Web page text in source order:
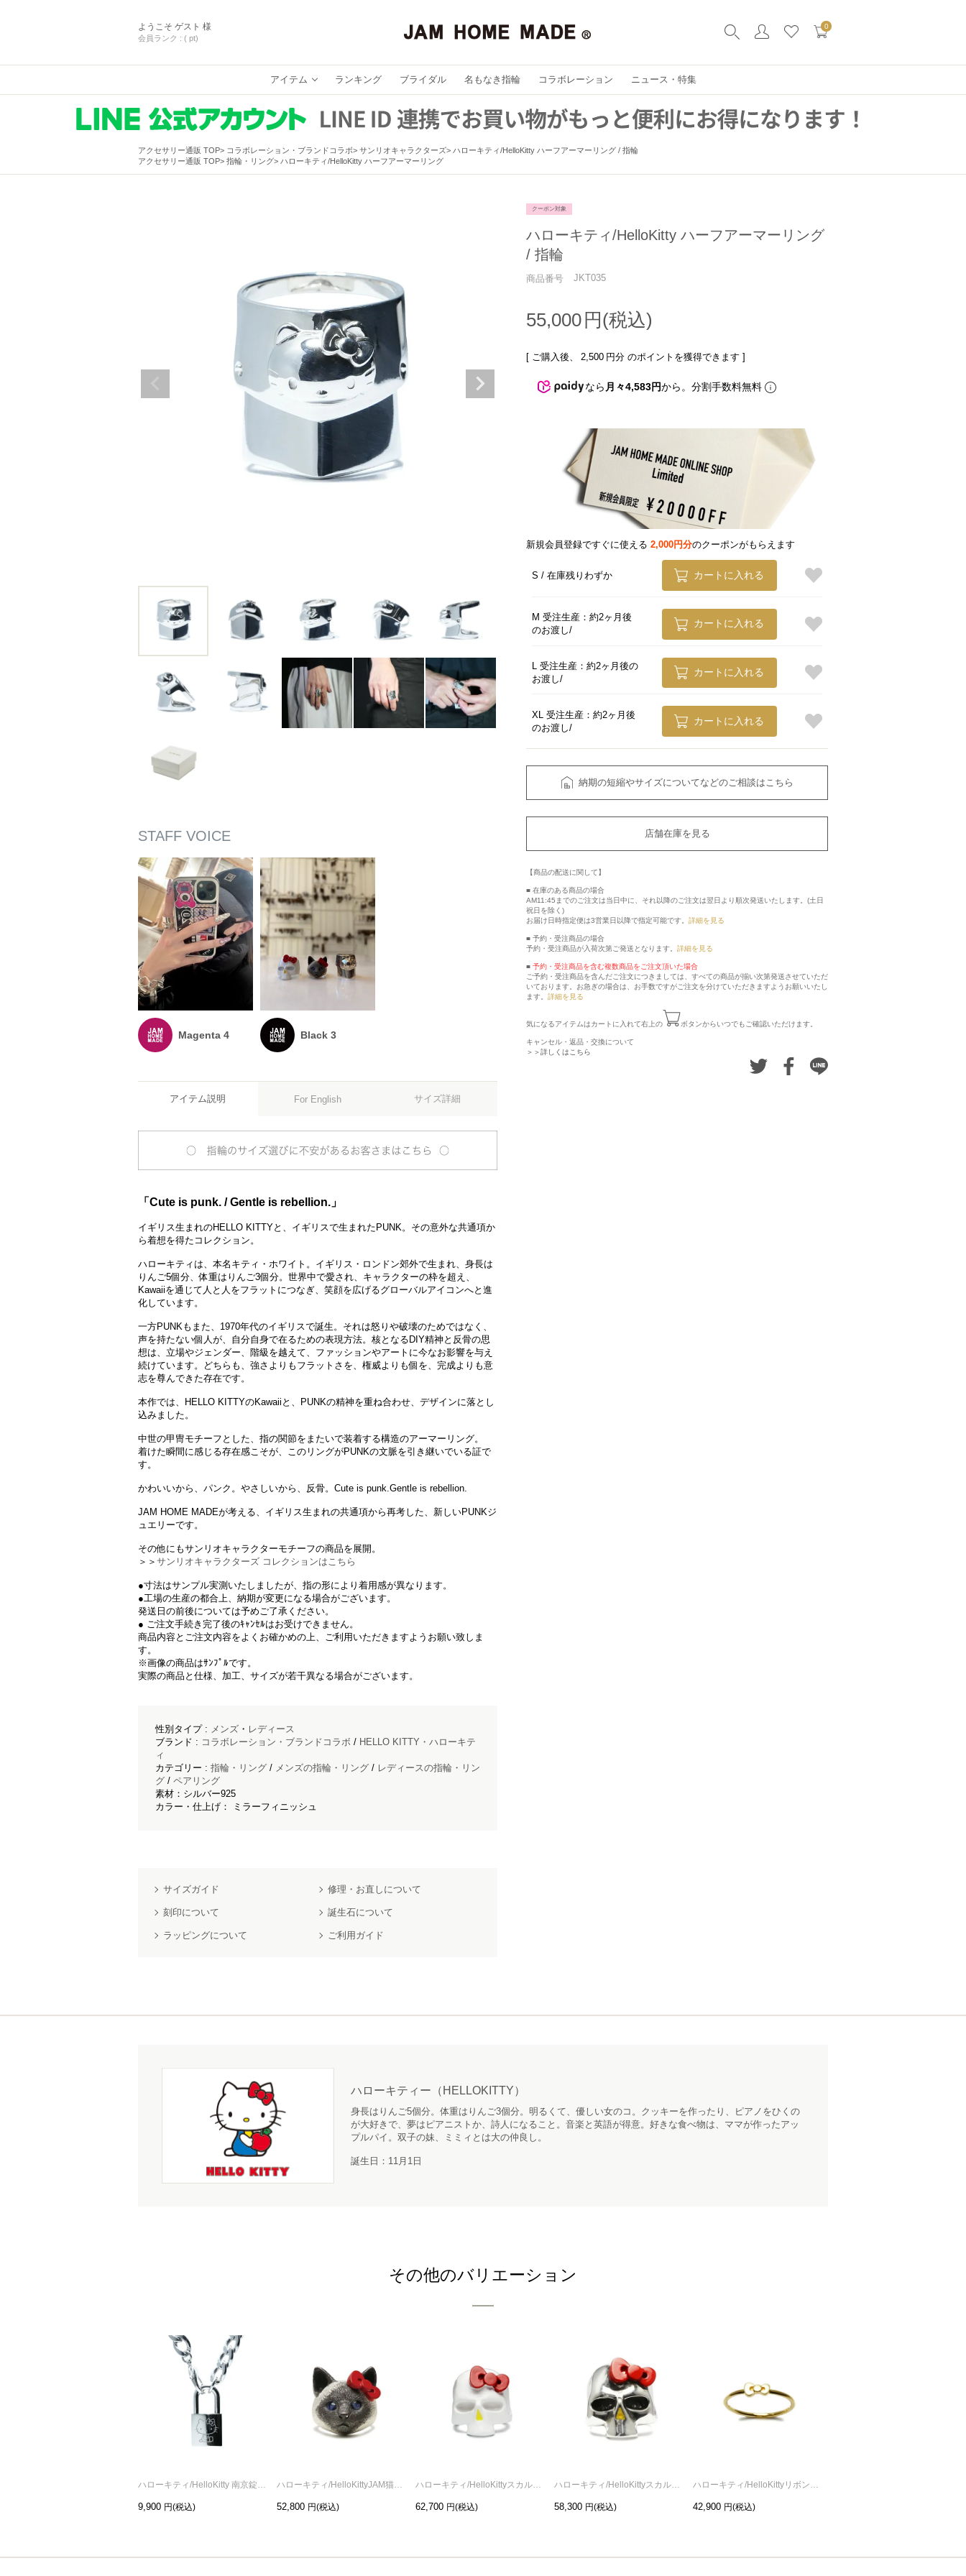
ようこそ ゲスト 様
会員ランク : ( pt)
0
アイテム ランキング ブライダル 名もなき指輪 コラボレーション ニュース・特集
アクセサリー通販 TOP コラボレーション・ブランドコラボ サンリオキャラクターズ
ハローキティ/HelloKitty ハーフアーマーリング / 指輪
アクセサリー通販 TOP
指輪・リング ハローキティ/HelloKitty ハーフアーマーリング
Magenta 4 Black 3
アイテム説明 For English サイズ詳細
「Cute is punk. / Gentle is rebellion.」
イギリス生まれのHELLO KITTYと、イギリスで生まれたPUNK。その意外な共通項か
ら着想を得たコレクション。
ハローキティは、本名キティ・ホワイト。イギリス・ロンドン郊外で生まれ、身長は
りんご5個分、体重はりんご3個分。世界中で愛され、キャラクターの枠を超え、
Kawaiiを通じて人と人をフラットにつなぎ、笑顔を広げるグローバルアイコンへと進
化しています。
一方PUNKもまた、1970年代のイギリスで誕生。それは怒りや破壊のためではなく、
声を持たない個人が、自分自身で在るための表現方法。核となるDIY精神と反骨の思
想は、立場やジェンダー、階級を越えて、ファッションやアートに今なお影響を与え
続けています。どちらも、強さよりもフラットさを、権威よりも個を、完成よりも意
志を尊んできた存在です。
本作では、HELLO KITTYのKawaiiと、PUNKの精神を重ね合わせ、デザインに落とし
込みました。
中世の甲冑モチーフとした、指の関節をまたいで装着する構造のアーマーリング。
着けた瞬間に感じる存在感こそが、このリングがPUNKの文脈を引き継いでいる証で
す。
かわいいから、パンク。やさしいから、反骨。Cute is punk.Gentle is rebellion.
JAM HOME MADEが考える、イギリス生まれの共通項から再考した、新しいPUNKジ
ュエリーです。
その他にもサンリオキャラクターモチーフの商品を展開。
＞＞ サンリオキャラクターズ コレクションはこちら
●寸法はサンプル実測いたしましたが、指の形により着用感が異なります。
●工場の生産の都合上、納期が変更になる場合がございます。
発送日の前後については予めご了承ください。
● ご注文手続き完了後のｷｬﾝｾﾙはお受けできません。
商品内容とご注文内容をよくお確かめの上、ご利用いただきますようお願い致しま
す。
※画像の商品はｻﾝﾌﾟﾙです。
実際の商品と仕様、加工、サイズが若干異なる場合がございます。
性別タイプ : メンズ ・ レディース
ブランド : コラボレーション・ブランドコラボ / HELLO KITTY・ハローキテ
ィ
カテゴリー : 指輪・リング / メンズの指輪・リング / レディースの指輪・リン
グ / ペアリング
素材：シルバー925
カラー・仕上げ： ミラーフィニッシュ
サイズガイド 修理・お直しについて
刻印について 誕生石について
ラッピングについて ご利用ガイド
クーポン対象
ハローキティ/HelloKitty ハーフアーマーリング
/ 指輪
商品番号 JKT035
55,000
[ ご購入後、 2,500 円分 のポイントを獲得できます ]
なら 月々4,583円から。分割手数料無料
新規会員登録ですぐに使える 2,000円分のクーポンがもらえます
S 在庫残りわずか カートに入れる
M 受注生産：約2ヶ月後
のお渡し
カートに入れる
L 受注生産：約2ヶ月後の
お渡し
カートに入れる
XL 受注生産：約2ヶ月後
のお渡し
カートに入れる
納期の短縮やサイズについてなどのご相談はこちら
店舗在庫を見る
【商品の配送に関して】
■ 在庫のある商品の場合
AM11:45までのご注文は当日中に、それ以降のご注文は翌日より順次発送いたします。(土日
祝日を除く)
お届け日時指定便は3営業日以降で指定可能です。 詳細を見る
■ 予約・受注商品の場合
予約・受注商品が入荷次第ご発送となります。 詳細を見る
■ 予約・受注商品を含む複数商品をご注文頂いた場合
ご予約・受注商品を含んだご注文につきましては、すべての商品が揃い次第発送させていただ
いております。お急ぎの場合は、お手数ですがご注文を分けていただきますようお願いいたし
ます。 詳細を見る
気になるアイテムはカートに入れて右上の ボタンからいつでもご確認いただけます。
キャンセル・返品・交換について
＞＞詳しくはこちら
ハローキティー（HELLOKITTY）
身長はりんご5個分。体重はりんご3個分。明るくて、優しい女のコ。クッキーを作ったり、ピアノをひくの
が大好きで、夢はピアニストか、詩人になること。音楽と英語が得意。好きな食べ物は、ママが作ったアッ
プルパイ。双子の妹、ミミィとは大の仲良し。
誕生日：11月1日
その他のバリエーション
9,900 52,800 62,700 58,300 42,900